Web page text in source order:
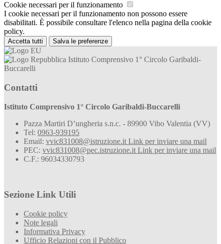
Cookie necessari per il funzionamento
I cookie necessari per il funzionamento non possono essere
disabilitati. È possibile consultare l'elenco nella pagina della cookie
policy.
Accetta tutti Salva le preferenze
Istituto Comprensivo 1° Circolo Garibaldi-
Buccarelli
Contatti
Istituto Comprensivo 1° Circolo Garibaldi-Buccarelli
Pazza Martiri D’ungheria s.n.c. - 89900 Vibo Valentia (VV)
Tel: 0963-939195
Email: vvic831008@istruzione.it Link per inviare una mail
PEC: vvic831008@pec.istruzione.it Link per inviare una mail
C.F.: 96034330793
Sezione Link Utili
Cookie policy
Note legali
Informativa Privacy
Ufficio Relazioni con il Pubblico